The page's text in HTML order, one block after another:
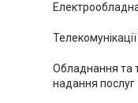
Обладнання та
надання послуг